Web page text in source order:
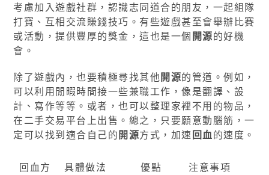
考慮加入遊戲社群，認識志同道合的朋友，一起組隊
打寶、互相交流賺錢技巧。有些遊戲甚至會舉辦比賽
或活動，提供豐厚的獎金，這也是一個開源的好機
會。
除了遊戲內，也要積極尋找其他開源的管道。例如，
可以利用閒暇時間接一些兼職工作，像是翻譯、設
計、寫作等等。或者，也可以整理家裡不用的物品，
在二手交易平台上出售。總之，只要願意動腦筋，一
定可以找到適合自己的開源方式，加速回血的速度。
回血方
具體做法 優點 注意事項